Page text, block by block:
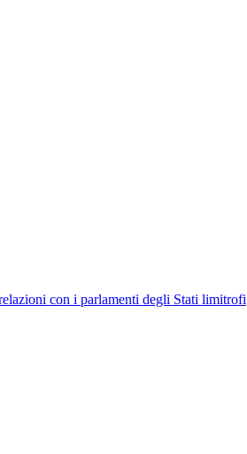
con i parlamenti degli Stati limitrofi